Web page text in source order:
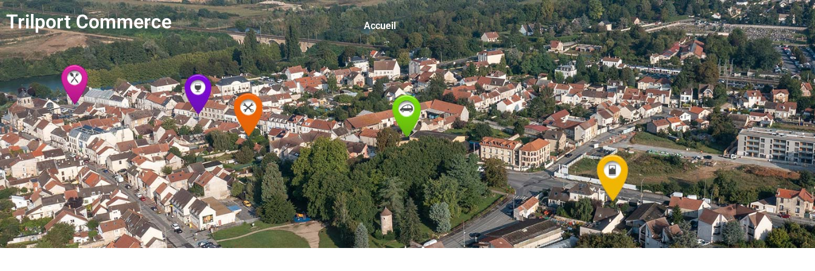
Trilport Commerce Accueil